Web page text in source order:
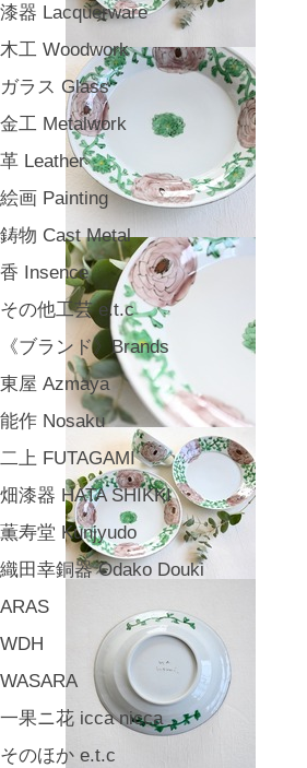
漆器 Lacquerware
木工 Woodwork
ガラス Glass
金工 Metalwork
革 Leather
絵画 Painting
鋳物 Cast Metal
香 Insence
その他工芸 e.t.c
《ブランド》Brands
東屋 Azmaya
能作 Nosaku
二上 FUTAGAMI
畑漆器 HATA SHIKKI
薫寿堂 Kunjyudo
織田幸銅器 Odako Douki
ARAS
WDH
WASARA
一果ニ花 icca nicca
そのほか e.t.c